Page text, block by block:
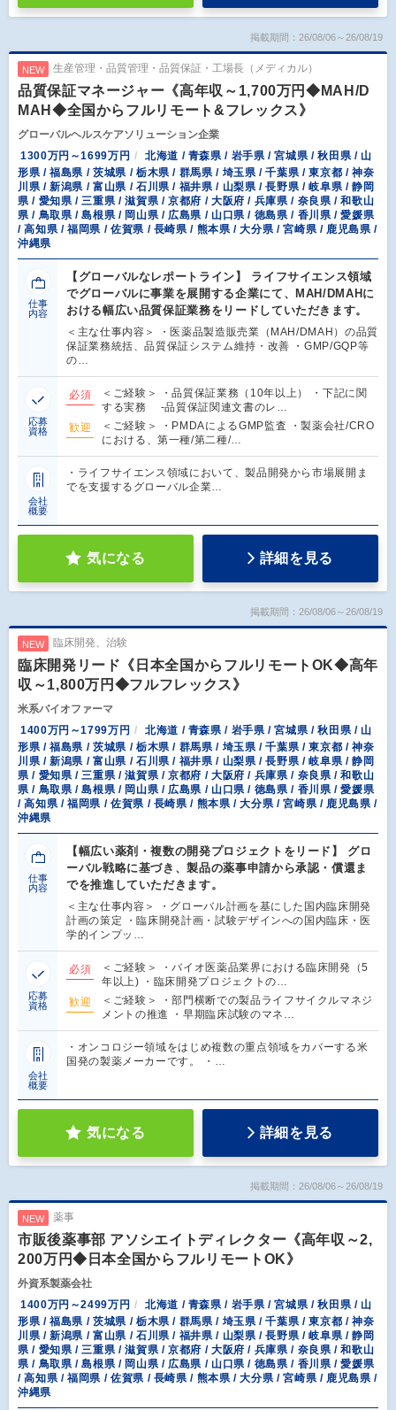
掲載期間：26/08/06～26/08/19
NEW 生産管理・品質管理・品質保証・工場長（メディカル）
品質保証マネージャー《高年収～1,700万円◆MAH/D
MAH◆全国からフルリモート&フレックス》
グローバルヘルスケアソリューション企業
1300万円～1699万円
北海道 / 青森県 / 岩手県 / 宮城県 / 秋田県 / 山
形県 / 福島県 / 茨城県 / 栃木県 / 群馬県 / 埼玉県 / 千葉県 / 東京都 / 神奈
川県 / 新潟県 / 富山県 / 石川県 / 福井県 / 山梨県 / 長野県 / 岐阜県 / 静岡
県 / 愛知県 / 三重県 / 滋賀県 / 京都府 / 大阪府 / 兵庫県 / 奈良県 / 和歌山
県 / 鳥取県 / 島根県 / 岡山県 / 広島県 / 山口県 / 徳島県 / 香川県 / 愛媛県
/ 高知県 / 福岡県 / 佐賀県 / 長崎県 / 熊本県 / 大分県 / 宮崎県 / 鹿児島県 /
沖縄県
仕事
内容
【グローバルなレポートライン】 ライフサイエンス領域
でグローバルに事業を展開する企業にて、MAH/DMAHに
おける幅広い品質保証業務をリードしていただきます。
＜主な仕事内容＞ ・医薬品製造販売業（MAH/DMAH）の品質
保証業務統括、品質保証システム維持・改善 ・GMP/GQP等
の…
応募
資格
必須
＜ご経験＞ ・品質保証業務（10年以上） ・下記に関
する実務 -品質保証関連文書のレ…
歓迎
＜ご経験＞ ・PMDAによるGMP監査 ・製薬会社/CRO
における、第一種/第二種/…
会社
概要
・ライフサイエンス領域において、製品開発から市場展開ま
でを支援するグローバル企業…
気になる 詳細を見る
掲載期間：26/08/06～26/08/19
NEW 臨床開発、治験
臨床開発リード《日本全国からフルリモートOK◆高年
収～1,800万円◆フルフレックス》
米系バイオファーマ
1400万円～1799万円
北海道 / 青森県 / 岩手県 / 宮城県 / 秋田県 / 山
形県 / 福島県 / 茨城県 / 栃木県 / 群馬県 / 埼玉県 / 千葉県 / 東京都 / 神奈
川県 / 新潟県 / 富山県 / 石川県 / 福井県 / 山梨県 / 長野県 / 岐阜県 / 静岡
県 / 愛知県 / 三重県 / 滋賀県 / 京都府 / 大阪府 / 兵庫県 / 奈良県 / 和歌山
県 / 鳥取県 / 島根県 / 岡山県 / 広島県 / 山口県 / 徳島県 / 香川県 / 愛媛県
/ 高知県 / 福岡県 / 佐賀県 / 長崎県 / 熊本県 / 大分県 / 宮崎県 / 鹿児島県 /
沖縄県
仕事
内容
【幅広い薬剤・複数の開発プロジェクトをリード】 グロ
ーバル戦略に基づき、製品の薬事申請から承認・償還ま
でを推進していただきます。
＜主な仕事内容＞ ・グローバル計画を基にした国内臨床開発
計画の策定 ・臨床開発計画・試験デザインへの国内臨床・医
学的インプッ…
応募
資格
必須
＜ご経験＞ ・バイオ医薬品業界における臨床開発（5
年以上) ・臨床開発プロジェクトの…
歓迎
＜ご経験＞ ・部門横断での製品ライフサイクルマネジ
メントの推進 ・早期臨床試験のマネ…
会社
概要
・オンコロジー領域をはじめ複数の重点領域をカバーする米
国発の製薬メーカーです。 ・…
気になる 詳細を見る
掲載期間：26/08/06～26/08/19
NEW 薬事
市販後薬事部 アソシエイトディレクター《高年収～2,
200万円◆日本全国からフルリモートOK》
外資系製薬会社
1400万円～2499万円
北海道 / 青森県 / 岩手県 / 宮城県 / 秋田県 / 山
形県 / 福島県 / 茨城県 / 栃木県 / 群馬県 / 埼玉県 / 千葉県 / 東京都 / 神奈
川県 / 新潟県 / 富山県 / 石川県 / 福井県 / 山梨県 / 長野県 / 岐阜県 / 静岡
県 / 愛知県 / 三重県 / 滋賀県 / 京都府 / 大阪府 / 兵庫県 / 奈良県 / 和歌山
県 / 鳥取県 / 島根県 / 岡山県 / 広島県 / 山口県 / 徳島県 / 香川県 / 愛媛県
/ 高知県 / 福岡県 / 佐賀県 / 長崎県 / 熊本県 / 大分県 / 宮崎県 / 鹿児島県 /
沖縄県